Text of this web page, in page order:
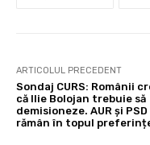
ARTICOLUL PRECEDENT
Sondaj CURS: Românii
că Ilie Bolojan trebuie să
demisioneze. AUR și PSD
rămân în topul